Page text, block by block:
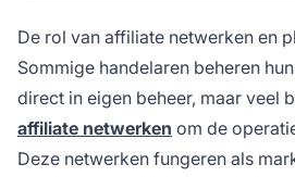
De rol van affiliate netwerken en
Sommige handelaren beheren
direct in eigen beheer, maar veel
affiliate netwerken om de
Deze netwerken fungeren als